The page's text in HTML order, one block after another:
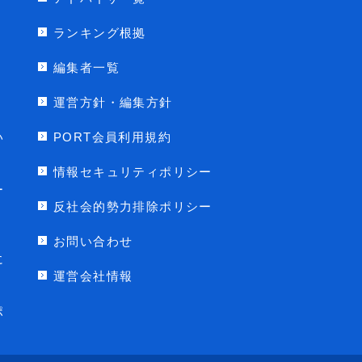
ランキング根拠
編集者一覧
運営方針・編集方針
PORT会員利用規約
情報セキュリティポリシー
反社会的勢力排除ポリシー
お問い合わせ
運営会社情報